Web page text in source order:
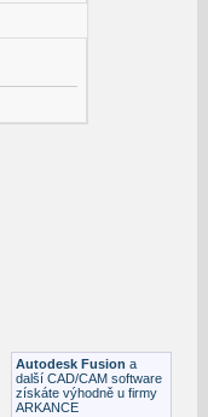
včetně simulace
Autodesk Fusion a
další CAD/CAM software
získáte výhodně u firmy
ARKANCE